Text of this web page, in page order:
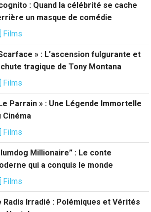
: Quand la célébrité se cache
un masque de comédie
Films
» : L’ascension fulgurante et
tragique de Tony Montana
Films
Parrain » : Une Légende Immortelle
Cinéma
Films
Millionaire” : Le conte
qui a conquis le monde
Films
Radis Irradié : Polémiques et Vérités